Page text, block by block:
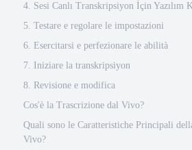
4. Sesi Canlı Transkripsiyon İçin Yazılım
5. Testare e regolare le impostazioni
6. Esercitarsi e perfezionare le abilità
7. Iniziare la transkripsiyon
8. Revisione e modifica
Cos'è la Trascrizione dal Vivo?
Quali sono le Caratteristiche Principali
Vivo?